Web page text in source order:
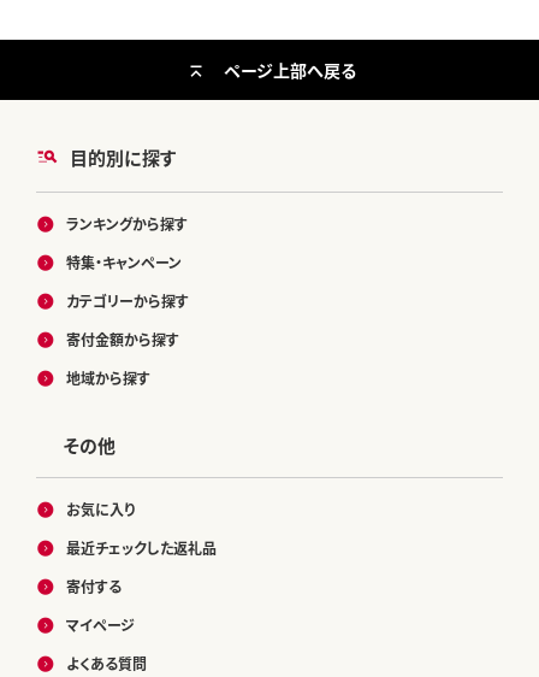
目的別に探す
ランキングから探す
特集・キャンペーン
カテゴリーから探す
寄付金額から探す
地域から探す
その他
お気に入り
最近チェックした返礼品
寄付する
マイページ
よくある質問
ページ上部へ戻る